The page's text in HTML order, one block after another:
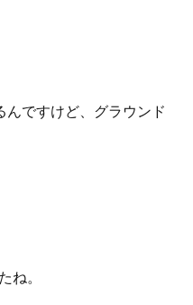
んですけど、グラウンド
ね。